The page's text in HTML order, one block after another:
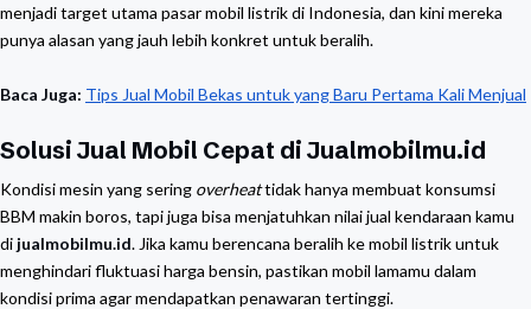
menjadi target utama pasar mobil listrik di Indonesia, dan kini mereka
punya alasan yang jauh lebih konkret untuk beralih.
Baca Juga: Tips Jual Mobil Bekas untuk yang Baru Pertama Kali Menjual
Solusi Jual Mobil Cepat di Jualmobilmu.id
Kondisi mesin yang sering overheattidak hanya membuat konsumsi
BBM makin boros, tapi juga bisa menjatuhkan nilai jual kendaraan kamu
di jualmobilmu.id. Jika kamu berencana beralih ke mobil listrik untuk
menghindari fluktuasi harga bensin, pastikan mobil lamamu dalam
kondisi prima agar mendapatkan penawaran tertinggi.